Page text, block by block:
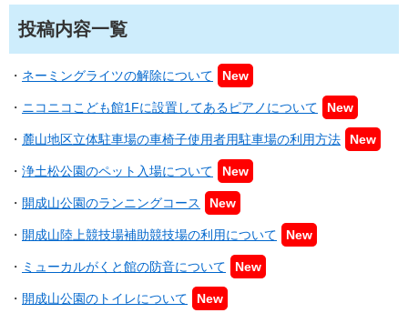
投稿内容一覧
・ ネーミングライツの解除について New
・ ニコニコこども館1Fに設置してあるピアノについて New
・ 麓山地区立体駐車場の車椅子使用者用駐車場の利用方法 New
・ 浄土松公園のペット入場について New
・ 開成山公園のランニングコース New
・ 開成山陸上競技場補助競技場の利用について New
・ ミューカルがくと館の防音について New
・ 開成山公園のトイレについて New